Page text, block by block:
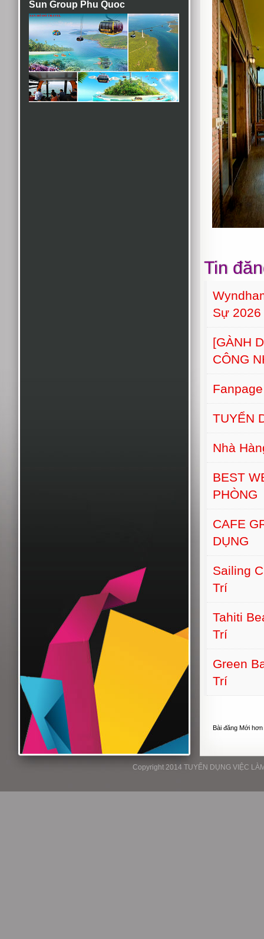
Sun Group Phu Quoc
Tin
Sự 2026
[GÀNH
CÔNG
TUYỂN
Nhà
BEST
PHÒNG
CAFE
DỤNG
Sailing
Trí
Tahiti
Trí
Green
Trí
Bài đăng Mới hơn
Copyright 2014 TUYỂN DỤNG VIỆC